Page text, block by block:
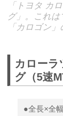
「トヨタ カ
グ」。これは
「カロゴン
カロー
グ（5速
●全長×全